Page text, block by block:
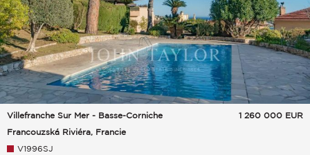
Villefranche Sur Mer - Basse-Corniche
Francouzská Riviéra, Francie
1 260 000 EUR
V1996SJ